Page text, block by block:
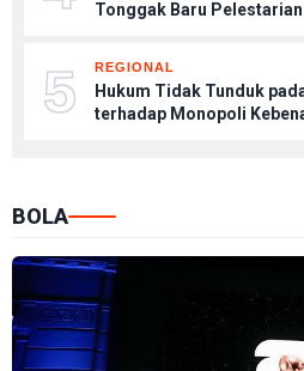
Tonggak Baru Pelestarian
5 REGIONAL
Hukum Tidak Tunduk
terhadap Monopoli
BOLA